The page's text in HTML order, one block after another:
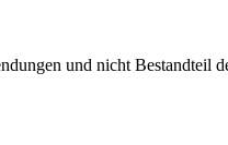
und nicht Bestandteil